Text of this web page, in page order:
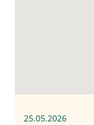
25.05.2026